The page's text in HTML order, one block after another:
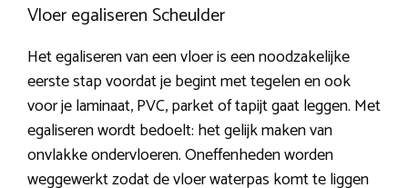
Vloer egaliseren Scheulder
Het egaliseren van een vloer is een noodzakelijke
eerste stap voordat je begint met tegelen en ook
voor je laminaat, PVC, parket of tapijt gaat leggen. Met
egaliseren wordt bedoelt: het gelijk maken van
onvlakke ondervloeren. Oneffenheden worden
weggewerkt zodat de vloer waterpas komt te liggen